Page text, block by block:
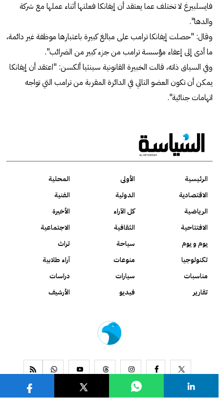
فايسلبيرغ لا تختلف عما يعتقد أن إيفانكا فعلتها أثناء عملها مع شركة
والدها".
وقال: "حصلت إيفانكا ترامب على مبالغ كبيرة باعتبارها موظفة غير دائمة،
ما أدى إلى إعفاء مؤسسة ترامب من جزء كبير من الضرائب".
وفي السياق ذاته، قالت الخبيرة القانونية سينثيا ألكسن: "اعتقد أن إيفانكا
يمكن أن تكون العضو التالي في الدائرة المقربة من ترامب التي تواجه
اتهامات جنائية".
الرئيسية الأولى
المحلية
الاقتصادية
الدولية
الفنية
الرياضية
كل الآراء
الأخيرة
الافتتاحية
الثقافية
الاجتماعية
يوم و يوم
سياحة
تراث
تكنولوجيا
منوعات
آراء طلابية
مناسبات
سيارات
دراسات
تقارير
فيديو الأرشيف